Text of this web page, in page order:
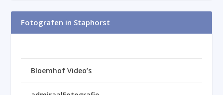
Fotografen in Staphorst
Bloemhof Video’s